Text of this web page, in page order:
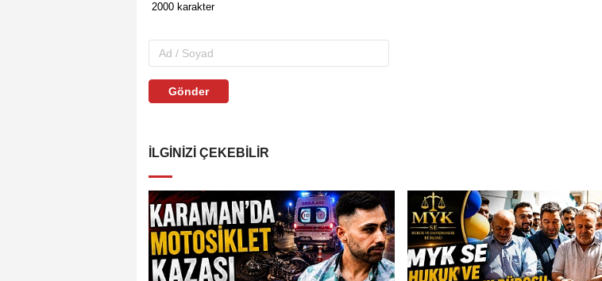
Gönder
İLGINIZI ÇEKEBILIR